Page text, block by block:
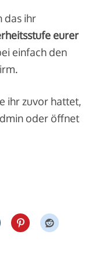
das ihr
eurer
einfach den
ihr zuvor hattet,
oder öffnet